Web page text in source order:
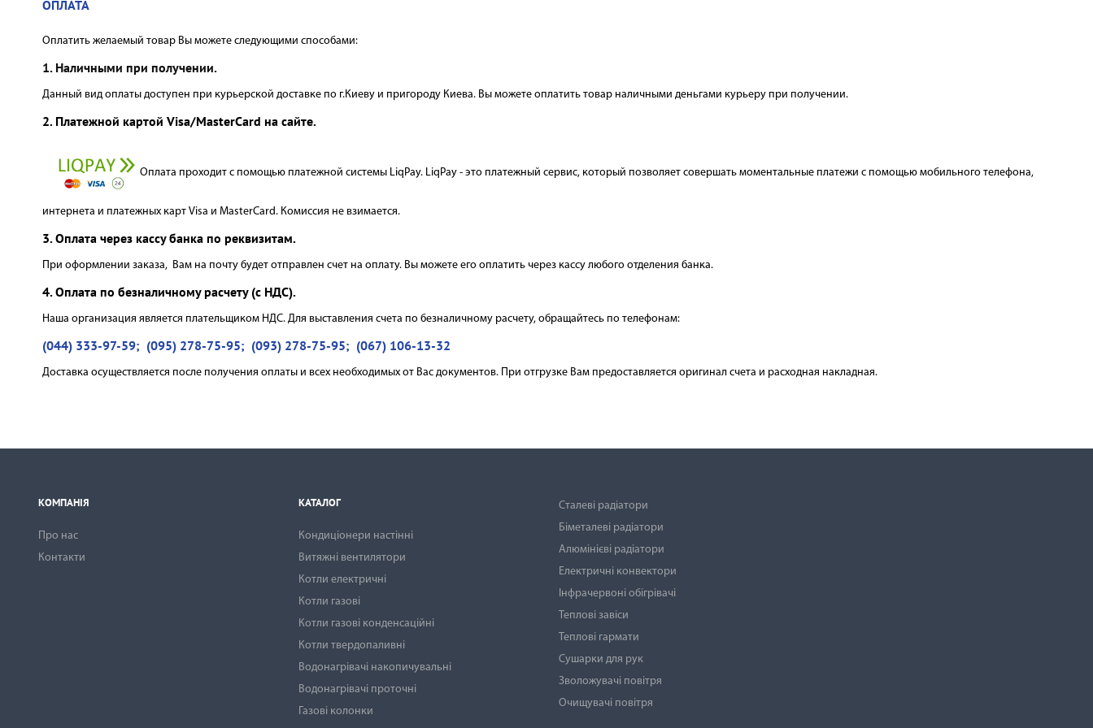
ОПЛАТА
Оплатить желаемый товар Вы можете следующими способами:
1. Наличными при получении.
Данный вид оплаты доступен при курьерской доставке по г.Киеву и пригороду Киева. Вы можете оплатить товар наличными деньгами курьеру при получении.
2.Платежной картой Visa/MasterCard на сайте.
Оплата проходит с помощью платежной системы LiqPay. LiqPay - это платежный сервис, который позволяет совершать моментальные платежи с помощью мобильного телефона,
интернета и платежных карт Visa и MasterCard. Комиссия не взимается.
3.Оплата через кассу банка по реквизитам.
При оформлении заказа, Вам на почту будет отправлен счет на оплату. Вы можете его оплатить через кассу любого отделения банка.
4.Оплата по безналичному расчету (с НДС).
Наша организация является плательщиком НДС. Для выставления счета по безналичному расчету, обращайтесь по телефонам:
(044) 333-97-59; (095) 278-75-95; (093) 278-75-95; (067) 106-13-32
Доставка осуществляется после получения оплаты и всех необходимых от Вас документов. При отгрузке Вам предоставляется оригинал счета и расходная накладная.
КОМПАНІЯ
Про нас
Контакти
КАТАЛОГ
Кондиціонери настінні
Витяжні вентилятори
Котли електричні
Котли газові
Котли газові конденсаційні
Котли твердопаливні
Водонагрівачі накопичувальні
Водонагрівачі проточні
Газові колонки
Сталеві радіатори
Біметалеві радіатори
Алюмінієві радіатори
Електричні конвектори
Інфрачервоні обігрівачі
Теплові завіси
Теплові гармати
Сушарки для рук
Зволожувачі повітря
Очищувачі повітря